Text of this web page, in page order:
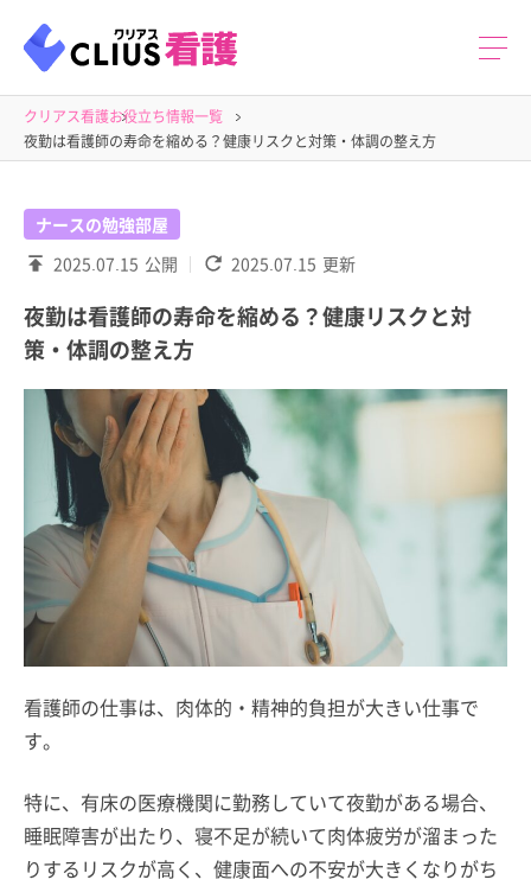
クリアス看護お役立ち情報一覧
夜勤は看護師の寿命を縮める？健康リスクと対策・体調の整え方
ナースの勉強部屋
2025.07.15 公開 2025.07.15 更新
夜勤は看護師の寿命を縮める？健康リスクと対
策・体調の整え方
看護師の仕事は、肉体的・精神的負担が大きい仕事で
す。
特に、有床の医療機関に勤務していて夜勤がある場合、
睡眠障害が出たり、寝不足が続いて肉体疲労が溜まった
りするリスクが高く、健康面への不安が大きくなりがち